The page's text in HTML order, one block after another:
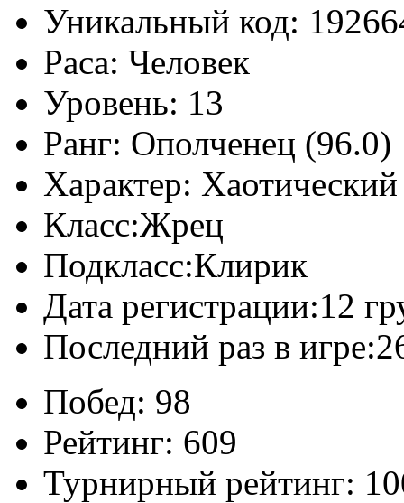
Уникальный код:
Раса: Человек
Уровень: 13
Ранг: Ополченец (96.0)
Характер:
Класс:Жрец
Подкласс:Клирик
Дата регистрации:12
Последний раз в игре:
Побед: 98
Рейтинг: 609
Турнирный рейтинг: